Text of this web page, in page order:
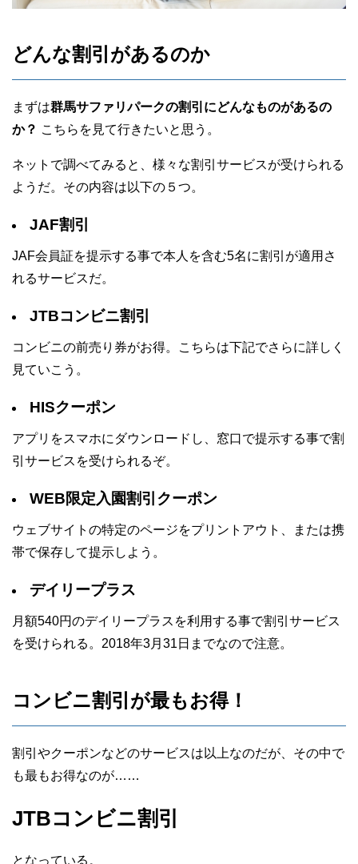
どんな割引があるのか
まずは群馬サファリパークの割引にどんなものがあるの
か？ こちらを見て行きたいと思う。
ネットで調べてみると、様々な割引サービスが受けられる
ようだ。その内容は以下の５つ。
JAF割引
JAF会員証を提示する事で本人を含む5名に割引が適用さ
れるサービスだ。
JTBコンビニ割引
コンビニの前売り券がお得。こちらは下記でさらに詳しく
見ていこう。
HISクーポン
アプリをスマホにダウンロードし、窓口で提示する事で割
引サービスを受けられるぞ。
WEB限定入園割引クーポン
ウェブサイトの特定のページをプリントアウト、または携
帯で保存して提示しよう。
デイリープラス
月額540円のデイリープラスを利用する事で割引サービス
を受けられる。2018年3月31日までなので注意。
コンビニ割引が最もお得！
割引やクーポンなどのサービスは以上なのだが、その中で
も最もお得なのが……
JTBコンビニ割引
となっている。